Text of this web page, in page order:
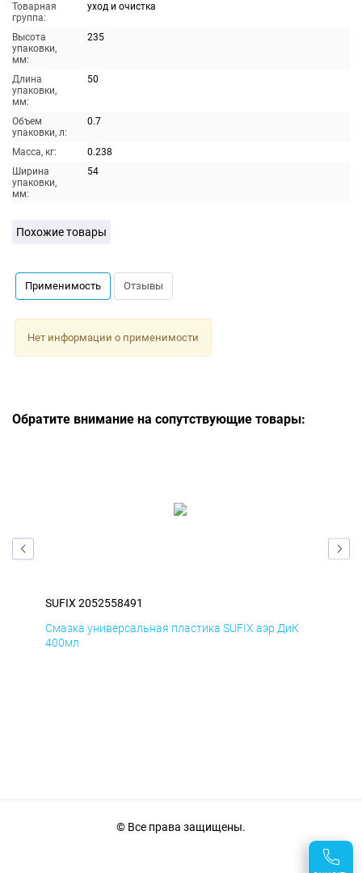
Товарная
группа:
уход и очистка
Высота
упаковки,
мм:
235
Длина
упаковки,
мм:
50
Объем
упаковки, л:
0.7
Масса, кг:
0.238
Ширина
упаковки,
мм:
54
Похожие товары
Применимость Отзывы
Нет информации о применимости
Обратите внимание на сопутствующие товары:
SUFIX 2052558491
Смазка универсальная пластика SUFIX аэр ДиК
400мл
© Все права защищены.